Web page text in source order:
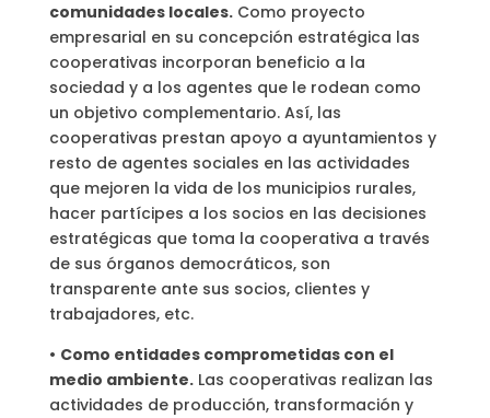
comunidades locales.Como proyecto
empresarial en su concepción estratégica las
cooperativas incorporan beneficio a la
sociedad y a los agentes que le rodean como
un objetivo complementario. Así, las
cooperativas prestan apoyo a ayuntamientos y
resto de agentes sociales en las actividades
que mejoren la vida de los municipios rurales,
hacer partícipes a los socios en las decisiones
estratégicas que toma la cooperativa a través
de sus órganos democráticos, son
transparente ante sus socios, clientes y
trabajadores, etc.
• Como entidades comprometidas con el
medio ambiente.Las cooperativas realizan las
actividades de producción, transformación y